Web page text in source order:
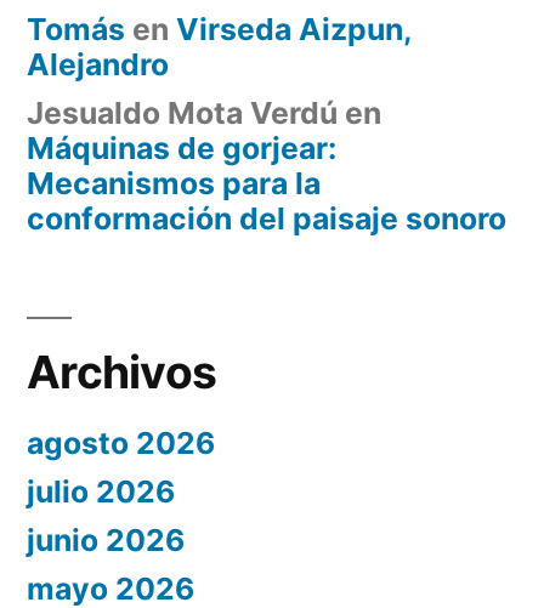
Tomás en Virseda Aizpun,
Alejandro
Jesualdo Mota Verdú en
Máquinas de gorjear:
Mecanismos para la
conformación del paisaje sonoro
Archivos
agosto 2026
julio 2026
junio 2026
mayo 2026